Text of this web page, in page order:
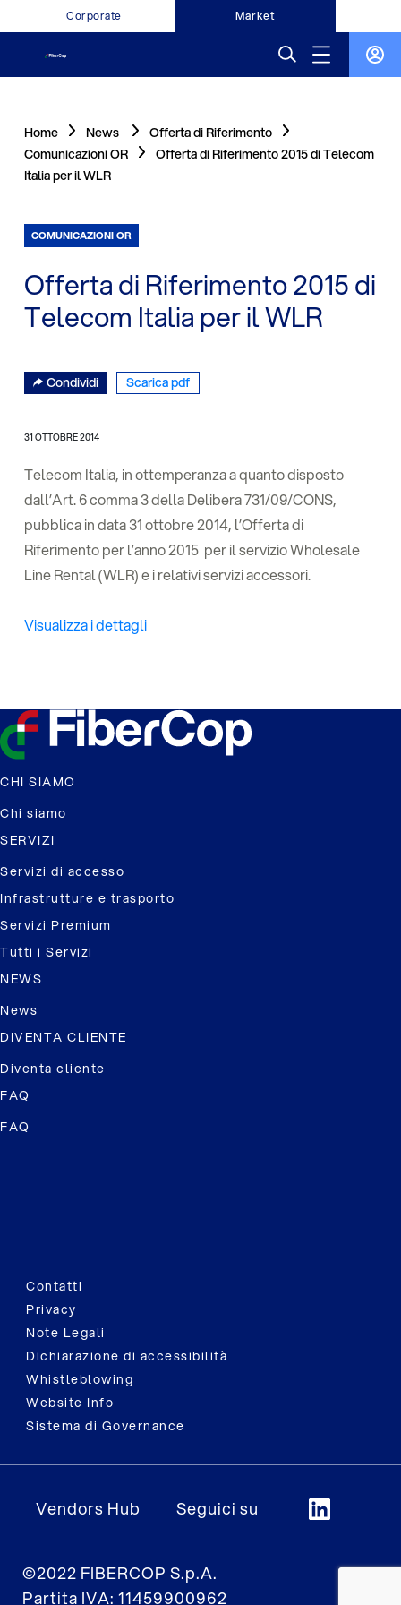
Corporate Market
Home News
Offerta di Riferimento
Comunicazioni OR
Offerta di Riferimento 2015 di Telecom
Italia per il WLR
COMUNICAZIONI OR
Offerta di Riferimento 2015 di
Telecom Italia per il WLR
Condividi Scarica pdf
31 OTTOBRE 2014
Telecom Italia, in ottemperanza a quanto disposto
dall’Art. 6 comma 3 della Delibera 731/09/CONS,
pubblica in data 31 ottobre 2014, l’Offerta di
Riferimento per l’anno 2015 per il servizio Wholesale
Line Rental (WLR) e i relativi servizi accessori.
Visualizza i dettagli
CHI SIAMO
Chi siamo
SERVIZI
Servizi di accesso
Infrastrutture e trasporto
Servizi Premium
Tutti i Servizi
NEWS
News
DIVENTA CLIENTE
Diventa cliente
FAQ
FAQ
Contatti
Privacy
Note Legali
Dichiarazione di accessibilità
Whistleblowing
Website Info
Sistema di Governance
Vendors Hub Seguici su
©2022 FIBERCOP S.p.A.
Partita IVA: 11459900962